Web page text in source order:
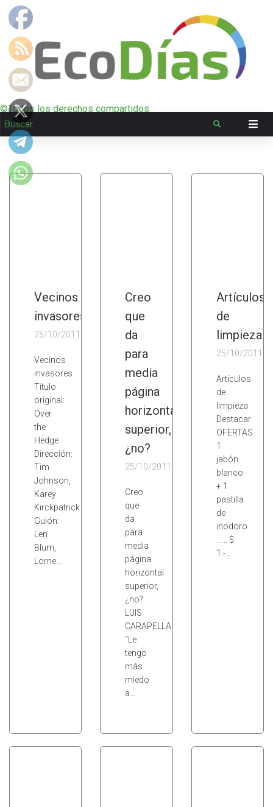
©Todos los derechos compartidos
Vecinos
invasores
25/10/2011
Vecinos
invasores
Título
original:
Over
the
Hedge
Dirección:
Tim
Johnson,
Karey
Kirckpatrick
Guión:
Len
Blum,
Lorne…
Creo
que
da
para
media
página
horizontal
superior,
¿no?
25/10/2011
Creo
que
da
para
media
página
horizontal
superior,
¿no?
LUIS
CARAPELLA
“Le
tengo
más
miedo
a…
Artículos
de
limpieza
25/10/2011
Artículos
de
limpieza
Destacar
OFERTAS
1
jabón
blanco
+ 1
pastilla
de
inodoro
…… $
1.-…